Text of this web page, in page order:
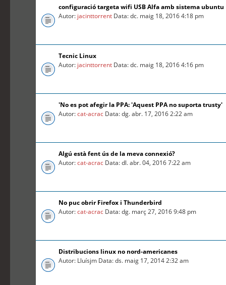
configuració targeta wifi USB Alfa amb sistema ubuntu
Autor: jacinttorrent Data: dc. maig 18, 2016 4:18 pm
Tecnic Linux
Autor: jacinttorrent Data: dc. maig 18, 2016 4:16 pm
'No es pot afegir la PPA: 'Aquest PPA no suporta trusty'
Autor:cat-acrac Data: dg. abr. 17, 2016 2:22 am
Algú està fent ús de la meva connexió?
Autor:cat-acrac Data: dl. abr. 04, 2016 7:22 am
No puc obrir Firefox i Thunderbird
Autor:cat-acrac Data: dg. març 27, 2016 9:48 pm
Distribucions linux no nord-americanes
Autor: Lluísjm Data: ds. maig 17, 2014 2:32 am